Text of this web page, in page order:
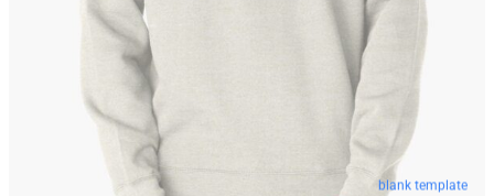
blank template